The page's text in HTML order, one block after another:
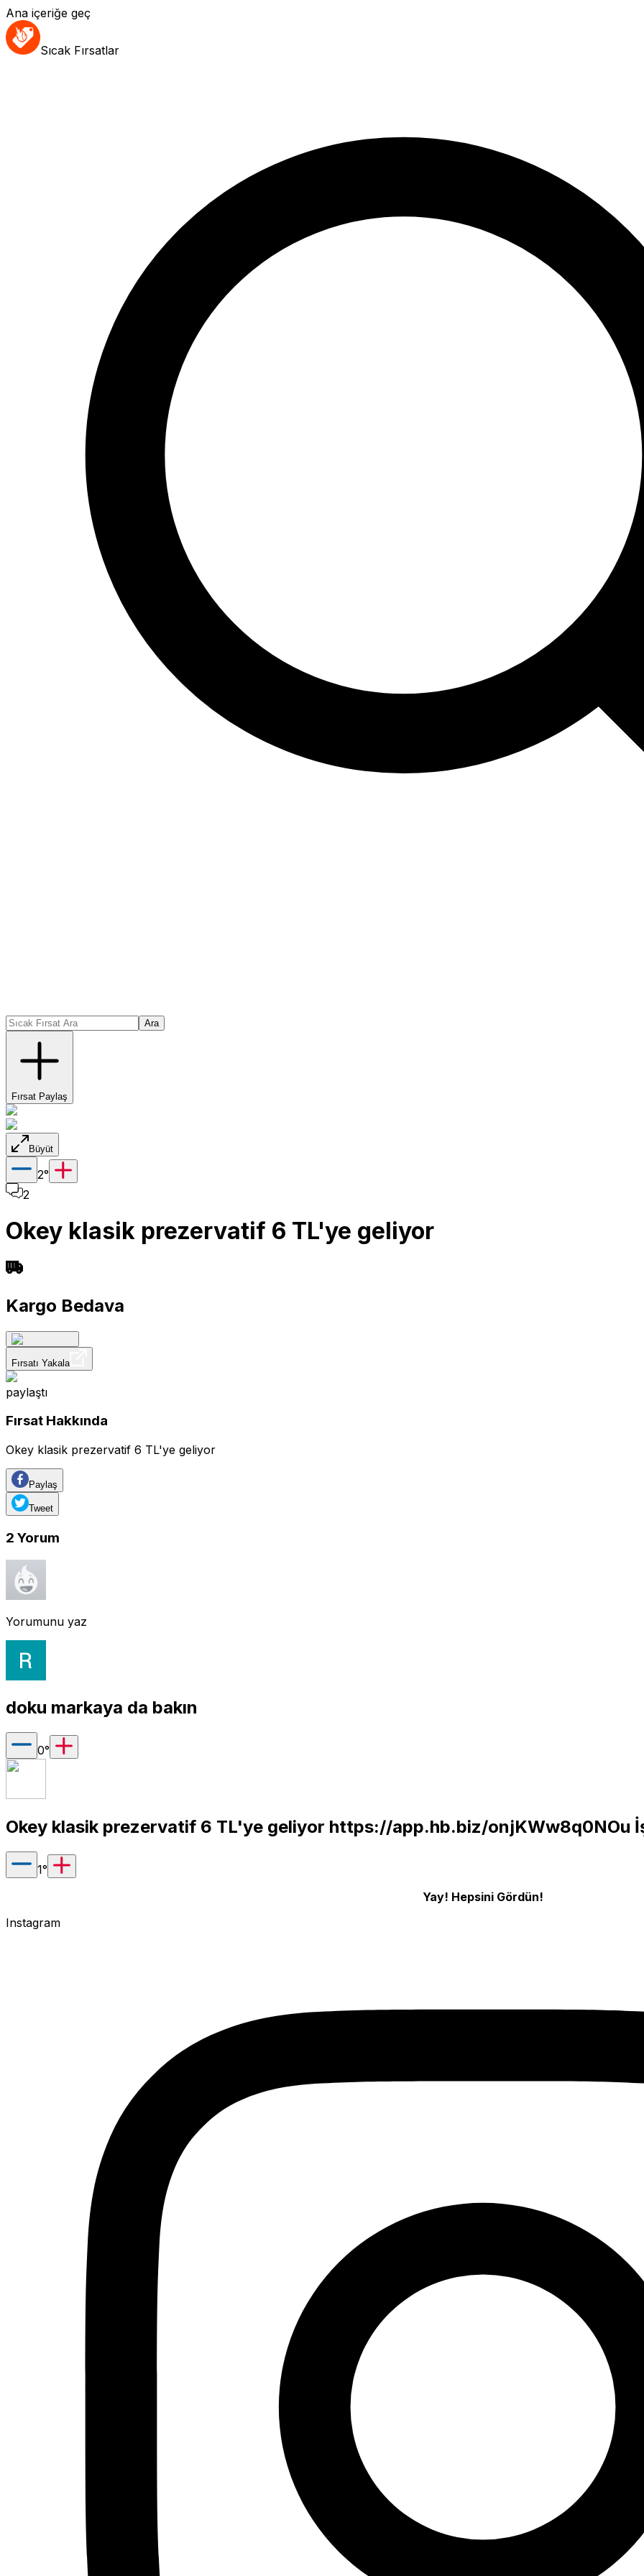
Ana içeriğe geç
Sıcak Fırsatlar
Ara
Fırsat Paylaş
Büyüt
2°
2
Okey klasik prezervatif 6 TL'ye geliyor
Kargo Bedava
Fırsatı Yakala
paylaştı
Fırsat Hakkında
Okey klasik prezervatif 6 TL'ye geliyor
Paylaş
Tweet
2 Yorum
Yorumunu yaz
doku markaya da bakın
0°
Okey klasik prezervatif 6 TL'ye geliyor https://app.hb.biz/onjKWw8q0NOu
1°
Yay! Hepsini Gördün!
Instagram